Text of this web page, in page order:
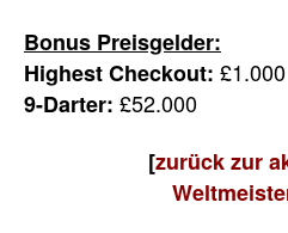
Bonus Preisgelder:
Highest Checkout: £1.000
9-Darter: £52.000
[zurück zur